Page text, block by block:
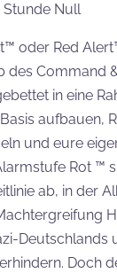
Stunde Null
oder Red
des Command
in eine
aufbauen,
und eure
Rot ™
ab, in der
Deutschlands
Doch